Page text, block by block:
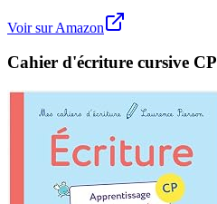
Voir sur Amazon
Cahier d'écriture cursive CP